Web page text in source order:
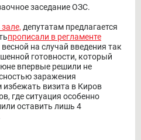
заседание ОЗС.
депутатам предлагается
прописали в регламенте
на случай введения так
готовности, который
впервые решили не
заражения
визита в Киров
где ситуация особенно
оставить лишь 4